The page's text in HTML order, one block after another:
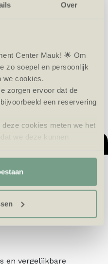
Over
Center Mauk! 🌟 Om
zo soepel en persoonlijk
cookies.
zorgen ervoor dat de
een reservering
cookies meten we het
kunnen we jou relevante
zien.